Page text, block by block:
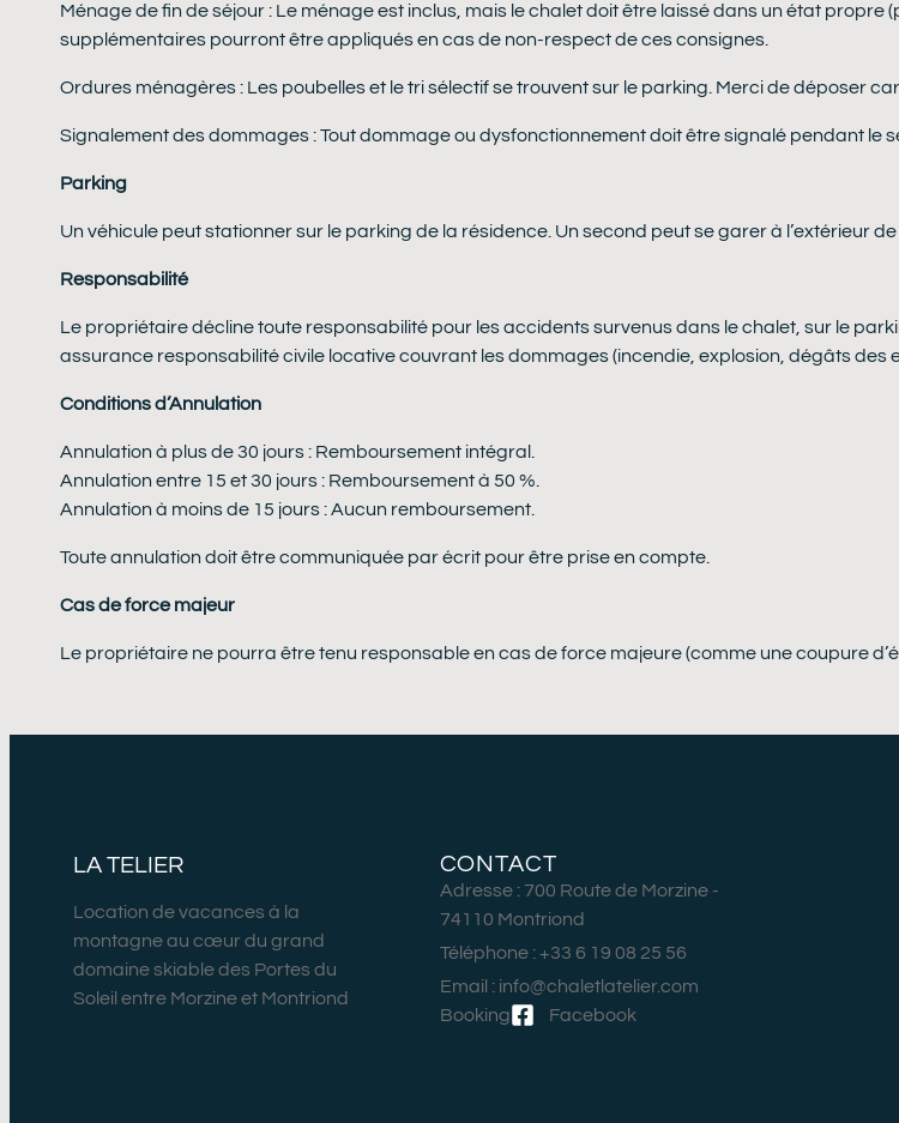
Ménage de fin de séjour : Le ménage est inclus, mais le chalet doit être laissé dans un état
supplémentaires pourront être appliqués en cas de non-respect de ces consignes.
Ordures ménagères : Les poubelles et le tri sélectif se trouvent sur le parking. Merci de déposer
Signalement des dommages : Tout dommage ou dysfonctionnement doit être signalé pendant le
Parking
Un véhicule peut stationner sur le parking de la résidence. Un second peut se garer à l’extérieur de
Responsabilité
Le propriétaire décline toute responsabilité pour les accidents survenus dans le chalet, sur le
assurance responsabilité civile locative couvrant les dommages (incendie, explosion, dégâts des
Conditions d’Annulation
Annulation à plus de 30 jours : Remboursement intégral.
Annulation entre 15 et 30 jours : Remboursement à 50 %.
Annulation à moins de 15 jours : Aucun remboursement.
Toute annulation doit être communiquée par écrit pour être prise en compte.
Cas de force majeur
Le propriétaire ne pourra être tenu responsable en cas de force majeure (comme une coupure
LA TELIER
Location de vacances à la
montagne au cœur du grand
domaine skiable des Portes du
Soleil entre Morzine et Montriond
CONTACT
Adresse : 700 Route de Morzine -
74110 Montriond
Téléphone : +33 6 19 08 25 56
Email : info@chaletlatelier.com
Booking
Facebook